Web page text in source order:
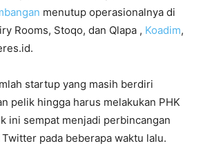
menutup operasionalnya di
Rooms, Stoqo, dan Qlapa , Koadim,
startup yang masih berdiri
pelik hingga harus melakukan PHK
ini sempat menjadi perbincangan
pada beberapa waktu lalu.